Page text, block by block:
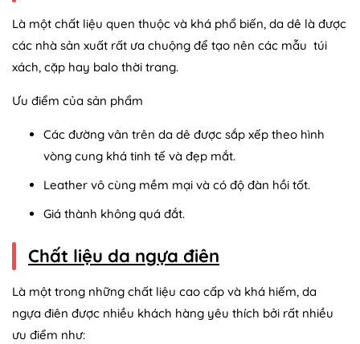
Là một chất liệu quen thuộc và khá phổ biến, da dê là được
các nhà sản xuất rất ưa chuộng để tạo nên các mẫu túi
xách, cặp hay balo thời trang.
Ưu điểm của sản phẩm
Các đường vân trên da dê được sắp xếp theo hình
vòng cung khá tinh tế và đẹp mắt.
Leather vô cùng mềm mại và có độ đàn hồi tốt.
Giá thành không quá đắt.
Chất liệu da ngựa điên
Là một trong những chất liệu cao cấp và khá hiếm, da
ngựa điên được nhiều khách hàng yêu thích bởi rất nhiều
ưu điểm như: